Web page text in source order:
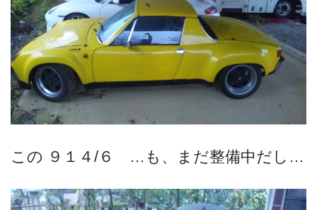
この ９１４/６ …も、まだ整備中だし…